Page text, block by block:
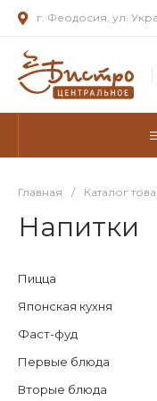
г. Феодосия, ул.
Главная / Каталог
Напитки
Пицца
Японская кухня
Фаст-фуд
Первые блюда
Вторые блюда